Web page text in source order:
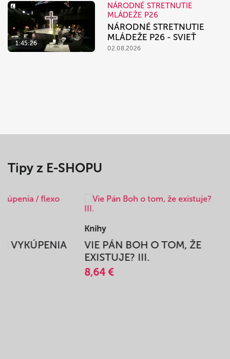
1:45:26
NÁRODNÉ STRETNUTIE
MLÁDEŽE P26
NÁRODNÉ STRETNUTIE
MLÁDEŽE P26 - SVIEŤ
02.08.2026
Tipy z E-SHOPU
VYKÚPENIA
Knihy
VIE PÁN BOH O TOM, ŽE
EXISTUJE? III.
8,64 €